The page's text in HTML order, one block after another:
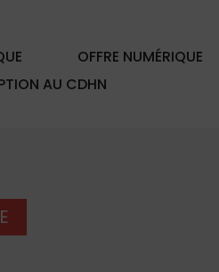
OFFRE NUMÉRIQUE
AU CDHN